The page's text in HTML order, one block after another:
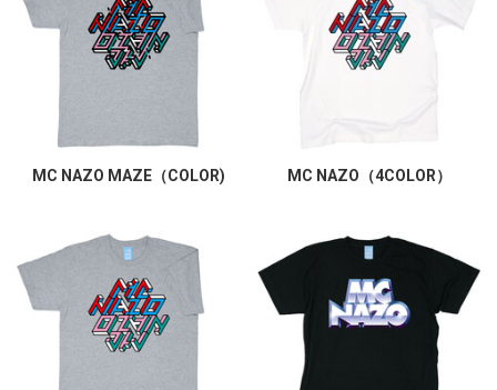
MC NAZO MAZE（COLOR) MC NAZO（4COLOR）